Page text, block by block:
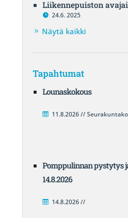
Liikennepuiston
24.6. 2025
Näytä kaikki
Tapahtumat
Lounaskokous
11.8.2026 //
Pomppulinnan pystytys
14.8.2026
14.8.2026 //